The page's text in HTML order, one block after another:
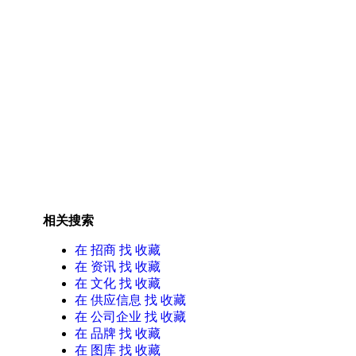
相关搜索
在 招商 找 收藏
在 资讯 找 收藏
在 文化 找 收藏
在 供应信息 找 收藏
在 公司企业 找 收藏
在 品牌 找 收藏
在 图库 找 收藏